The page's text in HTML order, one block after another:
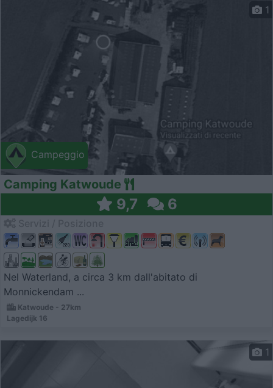
Campeggio
1
Camping Katwoude
9,7 6
Nel Waterland, a circa 3 km dall'abitato di
Monnickendam ...
Katwoude - 27km
Lagedijk 16
1